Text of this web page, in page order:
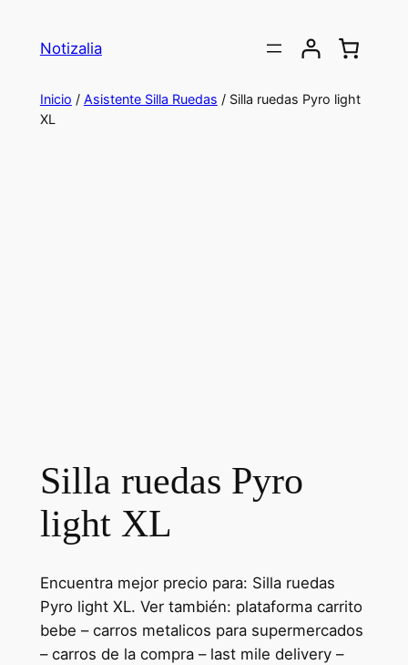
Notizalia
Inicio / Asistente Silla Ruedas / Silla ruedas Pyro light
XL
Silla ruedas Pyro
light XL
Encuentra mejor precio para: Silla ruedas
Pyro light XL. Ver también: plataforma carrito
bebe – carros metalicos para supermercados
– carros de la compra – last mile delivery –